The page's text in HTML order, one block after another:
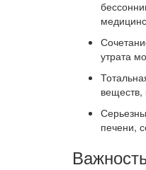
утрата
веществ,
печени,